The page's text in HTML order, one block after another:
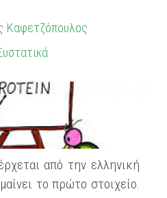
Καφετζόπουλος
από την ελληνική
το πρώτο στοιχείο.